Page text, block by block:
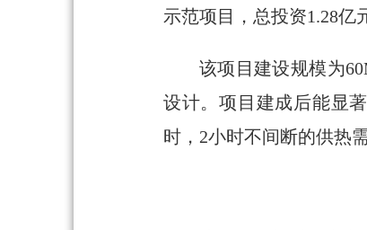
示范项目，总投资1.28亿
该项目建设规模为
设计。项目建成后能显
时，2小时不间断的供热